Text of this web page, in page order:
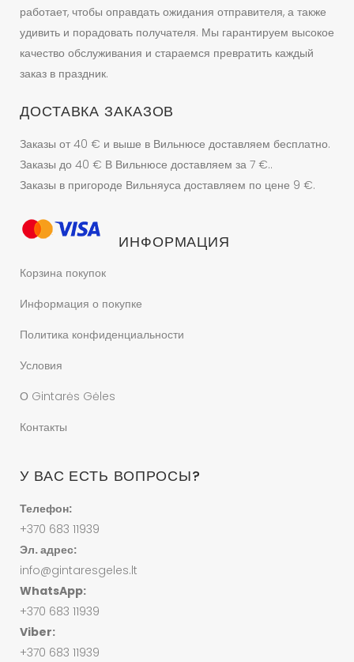
работает, чтобы оправдать ожидания отправителя, а также
удивить и порадовать получателя. Мы гарантируем высокое
качество обслуживания и стараемся превратить каждый
заказ в праздник.
ДОСТАВКА ЗАКАЗОВ
Заказы от 40 € и выше в Вильнюсе доставляем бесплатно.
Заказы до 40 € В Вильнюсе доставляем за 7 €..
Заказы в пригороде Вильняуса доставляем по цене 9 €.
ИНФОРМАЦИЯ
Корзина покупок
Информация о покупке
Политика конфиденциальности
Условия
О Gintarės Gėles
Контакты
У ВАС ЕСТЬ ВОПРОСЫ?
Телефон:
+370 683 11939
Эл. адрес:
info@gintaresgeles.lt
WhatsApp:
+370 683 11939
Viber:
+370 683 11939